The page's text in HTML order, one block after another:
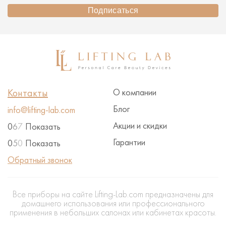
Подписаться
О компании
Блог
Акции и скидки
Гарантии
Контакты
info@lifting-lab.com
067 Показать
050 Показать
Обратный звонок
Все приборы на сайте Lifting-Lab.com предназначены для
домашнего использования или профессионального
применения в небольших салонах или кабинетах красоты.